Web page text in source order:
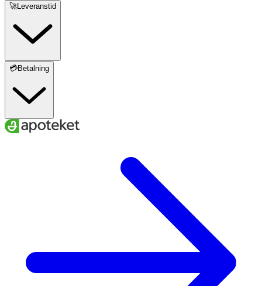
🚀Leveranstid
💳Betalning